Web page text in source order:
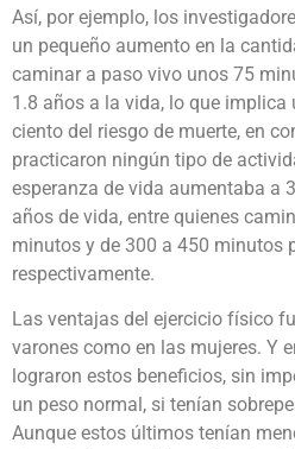
Así, por ejemplo, los
un pequeño aumento en la
caminar a paso vivo unos 75
1.8 años a la vida, lo que
ciento del riesgo de muerte, en
practicaron ningún tipo de
esperanza de vida aumentaba a
años de vida, entre quienes
minutos y de 300 a 450 minutos
respectivamente.
Las ventajas del ejercicio físico
varones como en las mujeres. Y
lograron estos beneficios, sin
un peso normal, si tenían
Aunque estos últimos tenían